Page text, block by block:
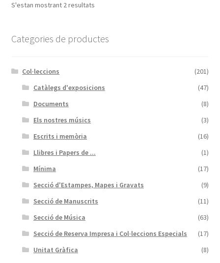
S'estan mostrant 2 resultats
Categories de productes
Col·leccions
(201)
Catàlegs d'exposicions
(47)
Documents
(8)
Els nostres músics
(3)
Escrits i memòria
(16)
Llibres i Papers de ...
(1)
Mínima
(17)
Secció d'Estampes, Mapes i Gravats
(9)
Secció de Manuscrits
(11)
Secció de Música
(63)
Secció de Reserva Impresa i Col·leccions Especials
(17)
Unitat Gràfica
(8)